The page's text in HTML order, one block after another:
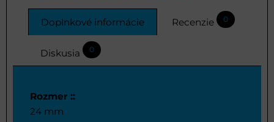
Doplnkové informácie Recenzie 0
Diskusia 0
Rozmer ::
24 mm